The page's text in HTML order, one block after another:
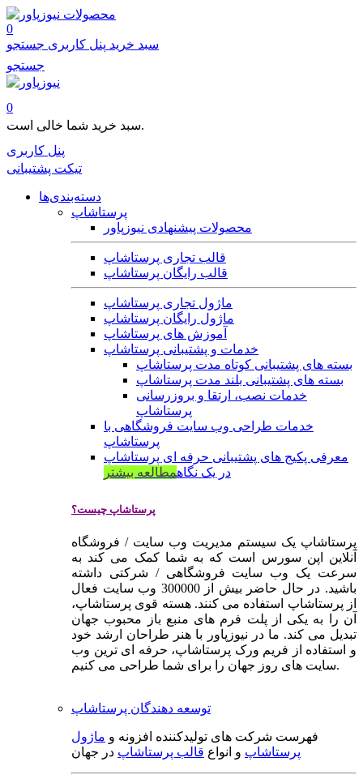
محصولات
0
سبد خرید پنل کاربری جستجو
جستجو
0
سبد خرید شما خالی است.
پنل کاربری
تیکت پشتیبانی
دسته‌بندی‌ها
پرستاشاپ
محصولات پیشنهادی نیوزپاور
قالب تجاری پرستاشاپ
قالب رایگان پرستاشاپ
ماژول تجاری پرستاشاپ
ماژول رایگان پرستاشاپ
آموزش های پرستاشاپ
خدمات و پشتیبانی پرستاشاپ
بسته های پشتیبانی کوتاه مدت پرستاشاپ
بسته های پشتیبانی بلند مدت پرستاشاپ
خدمات نصب، ارتقا و بروزرسانی
پرستاشاپ
خدمات طراحی وب سایت فروشگاهی با
پرستاشاپ
معرفی پکیج های پشتیبانی حرفه ای پرستاشاپ
در یک نگاهمطالعه بیشتر
پرستاشاپ چیست؟
پرستاشاپ یک سیستم مدیریت وب سایت / فروشگاه
آنلاین اپن سورس است که به شما کمک می کند به
سرعت یک وب سایت فروشگاهی / شرکتی داشته
باشید. در حال حاضر بیش از 300000 وب سایت فعال
از پرستاشاپ استفاده می کنند. هسته قوی پرستاشاپ،
آن را به یکی از پلت فرم های منبع باز محبوب جهان
تبدیل می کند. ما در نیوزپاور با هنر طراحان ارشد خود
و استفاده از فریم ورک پرستاشاپ، حرفه ای ترین وب
سایت های روز جهان را برای شما طراحی می کنیم.
توسعه دهندگان پرستاشاپ
فهرست شرکت های تولیدکننده افزونه و ماژول
پرستاشاپ و انواع قالب پرستاشاپ در جهان